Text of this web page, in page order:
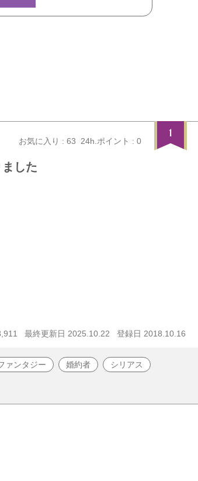
1
お気に入り : 63 24h.ポイント : 0
した
最終更新日 2025.10.22 登録日 2018.10.16
ァンタジー 婚約者 シリアス